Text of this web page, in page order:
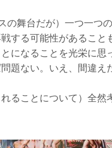
の舞台だが）一つ一つ
する可能性があること
になることを光栄に
題ない。いえ、間違え
ることについて）全